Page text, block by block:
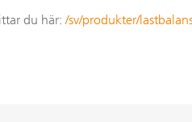
du här: /sv/produkter/